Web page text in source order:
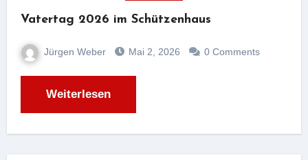
Vatertag 2026 im Schützenhaus
Jürgen Weber Mai 2, 2026 0 Comments
Weiterlesen